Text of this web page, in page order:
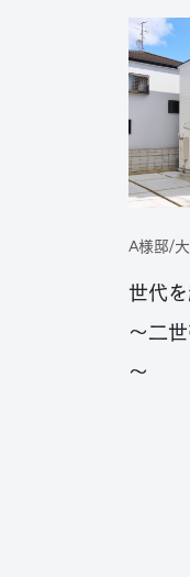
A様邸/
世代
～二
～